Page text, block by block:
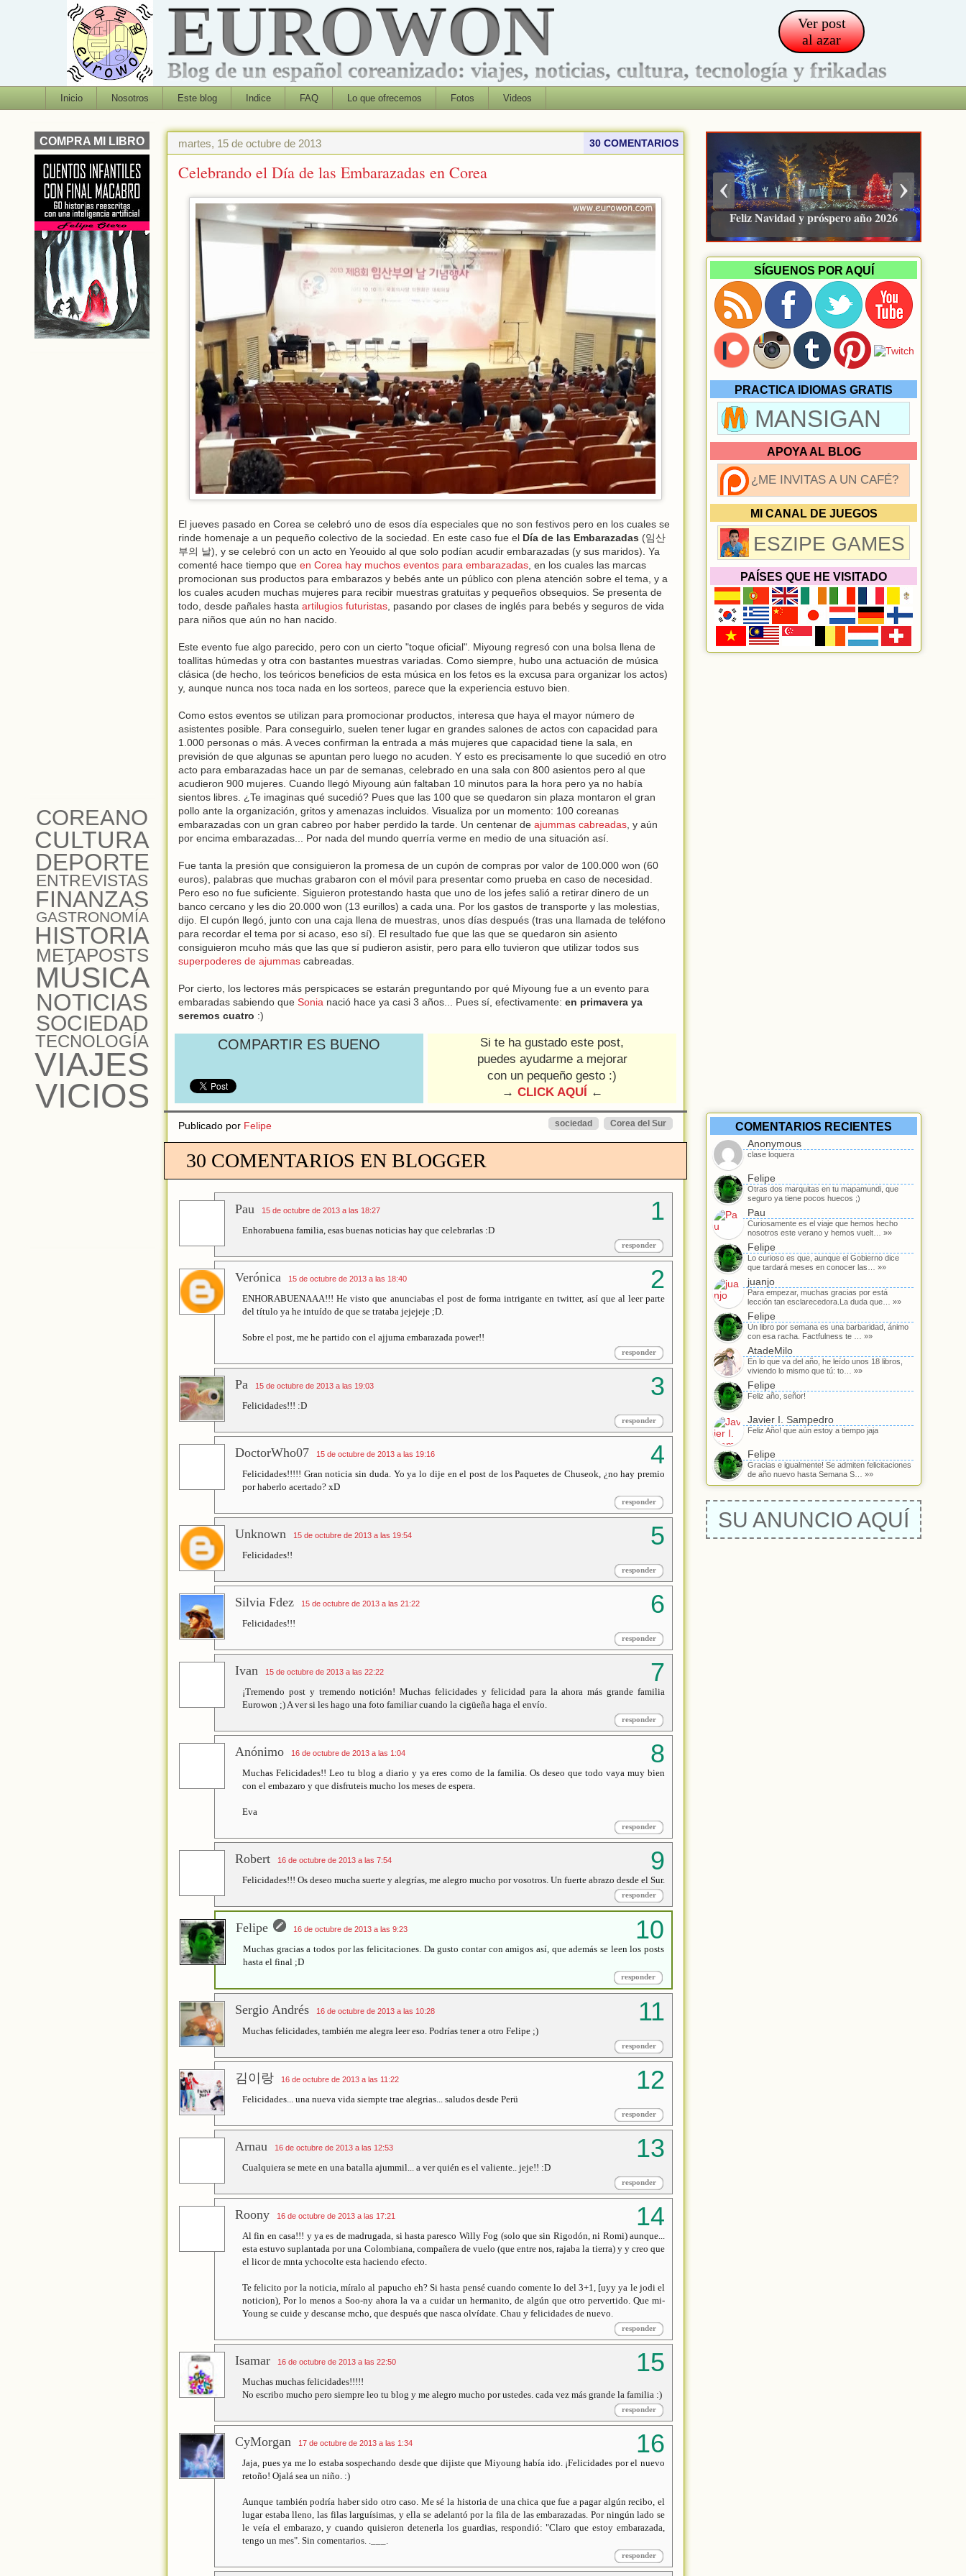
Ver post
al azar
EUROWON
Blog de un español coreanizado: viajes, noticias, cultura, tecnología y frikadas
Inicio Nosotros Este blog Indice FAQ Lo que ofrecemos Fotos Videos
martes, 15 de octubre de 2013 30 COMENTARIOS
Celebrando el Día de las Embarazadas en Corea
El jueves pasado en Corea se celebró uno de esos día especiales que no son festivos pero en los cuales se
rinde homenaje a un pequeño colectivo de la sociedad. En este caso fue el Día de las Embarazadas (임산
부의 날), y se celebró con un acto en Yeouido al que solo podían acudir embarazadas (y sus maridos). Ya
comenté hace tiempo que en Corea hay muchos eventos para embarazadas , en los cuales las marcas
promocionan sus productos para embarazos y bebés ante un público con plena atención sobre el tema, y a
los cuales acuden muchas mujeres para recibir muestras gratuitas y pequeños obsequios. Se presenta de
todo, desde pañales hasta artilugios futuristas , pasando por clases de inglés para bebés y seguros de vida
para niños que aún no han nacido.
Este evento fue algo parecido, pero con un cierto "toque oficial". Miyoung regresó con una bolsa llena de
toallitas húmedas y otra con bastantes muestras variadas. Como siempre, hubo una actuación de música
clásica (de hecho, los teóricos beneficios de esta música en los fetos es la excusa para organizar los actos)
y, aunque nunca nos toca nada en los sorteos, parece que la experiencia estuvo bien.
Como estos eventos se utilizan para promocionar productos, interesa que haya el mayor número de
asistentes posible. Para conseguirlo, suelen tener lugar en grandes salones de actos con capacidad para
1.000 personas o más. A veces confirman la entrada a más mujeres que capacidad tiene la sala, en
previsión de que algunas se apuntan pero luego no acuden. Y esto es precisamente lo que sucedió en otro
acto para embarazadas hace un par de semanas, celebrado en una sala con 800 asientos pero al que
acudieron 900 mujeres. Cuando llegó Miyoung aún faltaban 10 minutos para la hora pero ya no había
sientos libres. ¿Te imaginas qué sucedió? Pues que las 100 que se quedaron sin plaza montaron el gran
pollo ante la organización, gritos y amenazas incluidos. Visualiza por un momento: 100 coreanas
embarazadas con un gran cabreo por haber perdido la tarde. Un centenar de ajummas cabreadas , y aún
por encima embarazadas... Por nada del mundo querría verme en medio de una situación así.
Fue tanta la presión que consiguieron la promesa de un cupón de compras por valor de 100.000 won (60
euros), palabras que muchas grabaron con el móvil para presentar como prueba en caso de necesidad.
Pero eso no fue suficiente. Siguieron protestando hasta que uno de los jefes salió a retirar dinero de un
banco cercano y les dio 20.000 won (13 eurillos) a cada una. Por los gastos de transporte y las molestias,
dijo. El cupón llegó, junto con una caja llena de muestras, unos días después (tras una llamada de teléfono
para recordar el tema por si acaso, eso sí). El resultado fue que las que se quedaron sin asiento
consiguieron mcuho más que las que sí pudieron asistir, pero para ello tuvieron que utilizar todos sus
superpoderes de ajummas cabreadas.
Por cierto, los lectores más perspicaces se estarán preguntando por qué Miyoung fue a un evento para
embaradas sabiendo que Sonia nació hace ya casi 3 años... Pues sí, efectivamente: en primavera ya
seremos cuatro :)
COMPARTIR ES BUENO
Si te ha gustado este post,
puedes ayudarme a mejorar
con un pequeño gesto :)
→ CLICK AQUÍ ←
Publicado por Felipe Corea del Sur
sociedad
30 COMENTARIOS EN BLOGGER
Pau 15 de octubre de 2013 a las 18:27
Enhorabuena familia, esas buenas noticias hay que celebrarlas :D
responder
Verónica 15 de octubre de 2013 a las 18:40
ENHORABUENAAA!!! He visto que anunciabas el post de forma intrigante en twitter, así que al leer parte
del título ya he intuído de que se trataba jejejeje ;D.
Sobre el post, me he partido con el ajjuma embarazada power!!
responder
Pa 15 de octubre de 2013 a las 19:03
Felicidades!!! :D
responder
DoctorWho07 15 de octubre de 2013 a las 19:16
Felicidades!!!!! Gran noticia sin duda. Yo ya lo dije en el post de los Paquetes de Chuseok, ¿no hay premio
por haberlo acertado? xD
responder
Unknown 15 de octubre de 2013 a las 19:54
Felicidades!!
responder
Silvia Fdez 15 de octubre de 2013 a las 21:22
Felicidades!!!
responder
Ivan 15 de octubre de 2013 a las 22:22
¡Tremendo post y tremendo notición! Muchas felicidades y felicidad para la ahora más grande familia
Eurowon ;) A ver si les hago una foto familiar cuando la cigüeña haga el envío.
responder
Anónimo 16 de octubre de 2013 a las 1:04
Muchas Felicidades!! Leo tu blog a diario y ya eres como de la familia. Os deseo que todo vaya muy bien
con el embazaro y que disfruteis mucho los meses de espera.
Eva
responder
Robert 16 de octubre de 2013 a las 7:54
Felicidades!!! Os deseo mucha suerte y alegrías, me alegro mucho por vosotros. Un fuerte abrazo desde el Sur.
responder
Felipe 16 de octubre de 2013 a las 9:23
Muchas gracias a todos por las felicitaciones. Da gusto contar con amigos así, que además se leen los posts
hasta el final ;D
responder
Sergio Andrés 16 de octubre de 2013 a las 10:28
Muchas felicidades, también me alegra leer eso. Podrías tener a otro Felipe ;)
responder
김이랑 16 de octubre de 2013 a las 11:22
Felicidades... una nueva vida siempte trae alegrias... saludos desde Perü
responder
Arnau 16 de octubre de 2013 a las 12:53
Cualquiera se mete en una batalla ajummil... a ver quién es el valiente.. jeje!! :D
responder
Roony 16 de octubre de 2013 a las 17:21
Al fin en casa!!! y ya es de madrugada, si hasta paresco Willy Fog (solo que sin Rigodón, ni Romi) aunque...
esta estuvo suplantada por una Colombiana, compañera de vuelo (que entre nos, rajaba la tierra) y y creo que
el licor de mnta ychocolte esta haciendo efecto.
Te felicito por la noticia, míralo al papucho eh? Si hasta pensé cuando comente lo del 3+1, [uyy ya le jodi el
noticion), Por lo menos a Soo-ny ahora la va a cuidar un hermanito, de algún que otro pervertido. Que mi-
Young se cuide y descanse mcho, que después que nasca olvídate. Chau y felicidades de nuevo.
responder
Isamar 16 de octubre de 2013 a las 22:50
Muchas muchas felicidades!!!!!
No escribo mucho pero siempre leo tu blog y me alegro mucho por ustedes. cada vez más grande la familia :)
responder
CyMorgan 17 de octubre de 2013 a las 1:34
Jaja, pues ya me lo estaba sospechando desde que dijiste que Miyoung había ido. ¡Felicidades por el nuevo
retoño! Ojalá sea un niño. :)
Aunque también podría haber sido otro caso. Me sé la historia de una chica que fue a pagar algún recibo, el
lugar estaba lleno, las filas larguísimas, y ella se adelantó por la fila de las embarazadas. Por ningún lado se
le veía el embarazo, y cuando quisieron detenerla los guardias, respondió: "Claro que estoy embarazada,
tengo un mes". Sin comentarios. .___.
responder
COMPRA MI LIBRO
COREANO
CULTURA
DEPORTE
ENTREVISTAS
FINANZAS
GASTRONOMÍA
HISTORIA
METAPOSTS
MÚSICA
NOTICIAS
SOCIEDAD
TECNOLOGÍA
VIAJES
VICIOS
Pacienzudo, newsletter sobre finanzas
e inversión
›
‹
SÍGUENOS POR AQUÍ
PRACTICA IDIOMAS GRATIS
MANSIGAN
APOYA AL BLOG
¿ME INVITAS A UN CAFÉ?
MI CANAL DE JUEGOS
ESZIPE GAMES
PAÍSES QUE HE VISITADO
COMENTARIOS RECIENTES
Anonymous
clase loquera
Felipe
Otras dos marquitas en tu mapamundi, que
seguro ya tiene pocos huecos ;)
Pau
Curiosamente es el viaje que hemos hecho
nosotros este verano y hemos vuelt… »»
Felipe
Lo curioso es que, aunque el Gobierno dice
que tardará meses en conocer las… »»
juanjo
Para empezar, muchas gracias por está
lección tan esclarecedora.La duda que… »»
Felipe
Un libro por semana es una barbaridad, ánimo
con esa racha. Factfulness te … »»
AtadeMilo
En lo que va del año, he leído unos 18 libros,
viviendo lo mismo que tú: to… »»
Felipe
Feliz año, señor!
Javier I. Sampedro
Feliz Año! que aún estoy a tiempo jaja
Felipe
Gracias e igualmente! Se admiten felicitaciones
de año nuevo hasta Semana S… »»
SU ANUNCIO AQUÍ